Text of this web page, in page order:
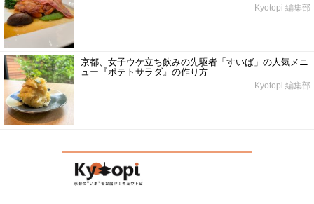
Kyotopi 編集部
京都、女子ウケ立ち飲みの先駆者「すいば」の人気メニ
ュー『ポテトサラダ』の作り方
Kyotopi 編集部